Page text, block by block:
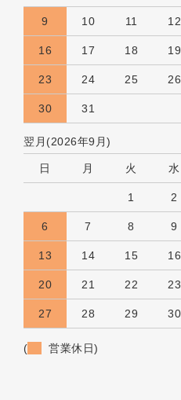
9 10 11 12
16 17 18 19
23 24 25 26
30 31
翌月(2026年9月)
日 月 火 水
1 2
6 7 8 9
13 14 15 16
20 21 22 23
27 28 29 30
( 営業休日)